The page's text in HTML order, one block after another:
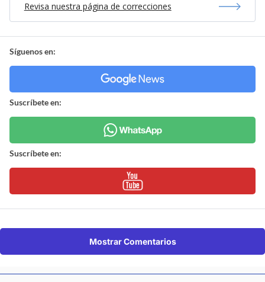
Revisa nuestra página de correcciones
Síguenos en:
Suscríbete en:
Suscríbete en:
Mostrar Comentarios